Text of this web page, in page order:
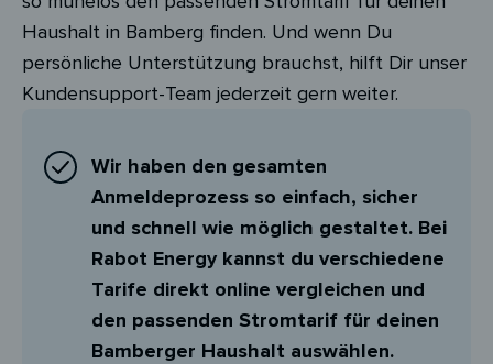
Haushalt in Bamberg finden. Und wenn Du
persönliche Unterstützung brauchst, hilft Dir unser
Kundensupport-Team jederzeit gern weiter.
Wir haben den gesamten
Anmeldeprozess so einfach, sicher
und schnell wie möglich gestaltet. Bei
Rabot Energy kannst du verschiedene
Tarife direkt online vergleichen und
den passenden Stromtarif für deinen
Bamberger Haushalt auswählen.